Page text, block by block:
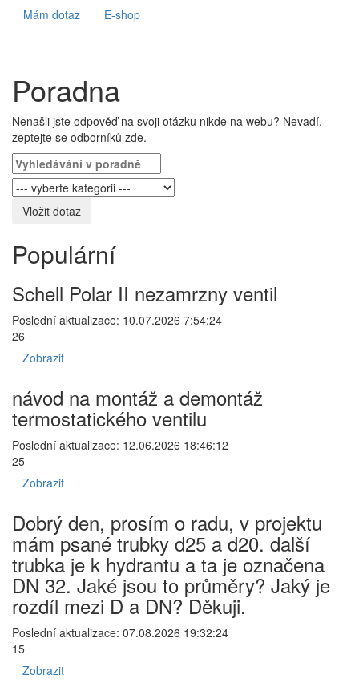
Mám dotaz E-shop
Poradna
Nenašli jste odpověď na svoji otázku nikde na webu? Nevadí,
zeptejte se odborníků zde.
Vložit dotaz
Populární
Schell Polar II nezamrzny ventil
Poslední aktualizace: 10.07.2026 7:54:24
26
Zobrazit
návod na montáž a demontáž
termostatického ventilu
Poslední aktualizace: 12.06.2026 18:46:12
25
Zobrazit
Dobrý den, prosím o radu, v projektu
mám psané trubky d25 a d20. další
trubka je k hydrantu a ta je označena
DN 32. Jaké jsou to průměry? Jaký je
rozdíl mezi D a DN? Děkuji.
Poslední aktualizace: 07.08.2026 19:32:24
15
Zobrazit